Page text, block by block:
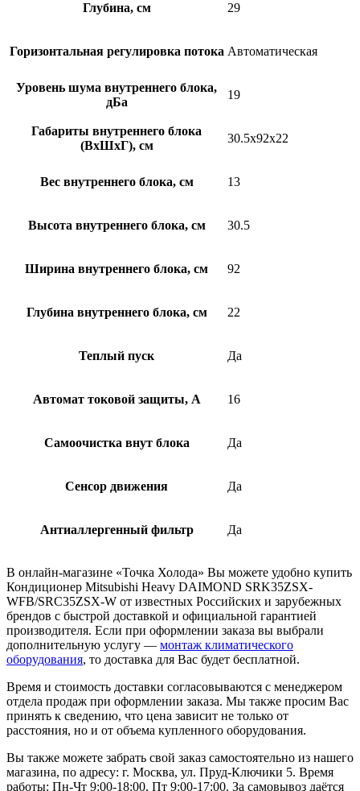
Глубина, см 29
Горизонтальная регулировка потока Автоматическая
Уровень шума внутреннего блока,
дБа
19
Габариты внутреннего блока
(ВхШхГ), см
30.5x92x22
Вес внутреннего блока, см 13
Высота внутреннего блока, см 30.5
Ширина внутреннего блока, см 92
Глубина внутреннего блока, см 22
Теплый пуск Да
Автомат токовой защиты, А 16
Самоочистка внут блока Да
Сенсор движения Да
Антиаллергенный фильтр Да
В онлайн-магазине «Точка Холода» Вы можете удобно купить
Кондиционер Mitsubishi Heavy DAIMOND SRK35ZSX-
WFB/SRC35ZSX-W от известных Российских и зарубежных
брендов с быстрой доставкой и официальной гарантией
производителя. Если при оформлении заказа вы выбрали
дополнительную услугу — монтаж климатического
оборудования, то доставка для Вас будет бесплатной.
Время и стоимость доставки согласовываются с менеджером
отдела продаж при оформлении заказа. Мы также просим Вас
принять к сведению, что цена зависит не только от
расстояния, но и от объема купленного оборудования.
Вы также можете забрать свой заказ самостоятельно из нашего
магазина, по адресу: г. Москва, ул. Пруд-Ключики 5. Время
работы: Пн-Чт 9:00-18:00, Пт 9:00-17:00. За самовывоз даётся